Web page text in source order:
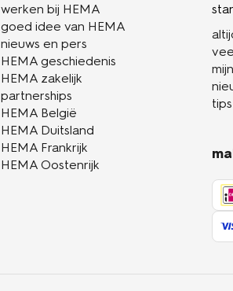
werken bij HEMA
goed idee van HEMA
nieuws en pers
HEMA geschiedenis
HEMA zakelijk
partnerships
HEMA België
HEMA Duitsland
HEMA Frankrijk
HEMA Oostenrijk